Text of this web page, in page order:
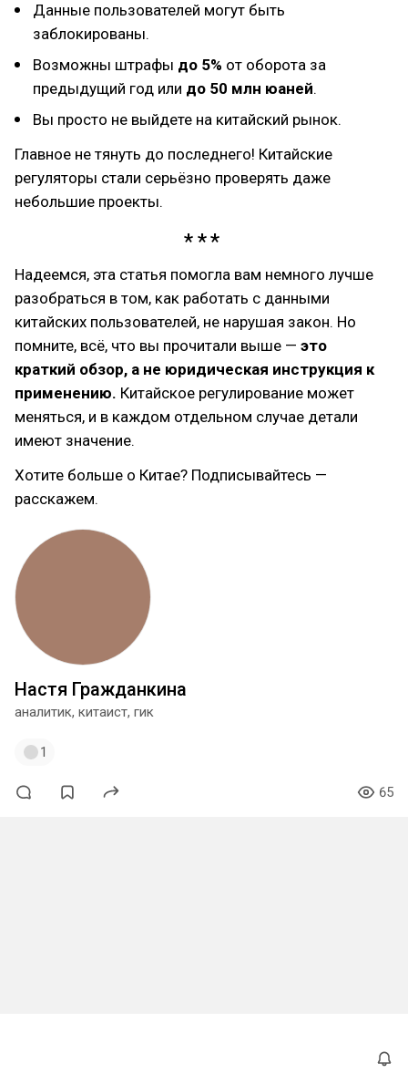
Данные пользователей могут быть
заблокированы.
Возможны штрафы до 5% от оборота за
предыдущий год или до 50 млн юаней.
Вы просто не выйдете на китайский рынок.
Главное не тянуть до последнего! Китайские
регуляторы стали серьёзно проверять даже
небольшие проекты.
Надеемся, эта статья помогла вам немного лучше
разобраться в том, как работать с данными
китайских пользователей, не нарушая закон. Но
помните, всё, что вы прочитали выше — это
краткий обзор, а не юридическая инструкция к
применению. Китайское регулирование может
меняться, и в каждом отдельном случае детали
имеют значение.
Хотите больше о Китае? Подписывайтесь —
расскажем.
Настя Гражданкина
аналитик, китаист, гик
1
65